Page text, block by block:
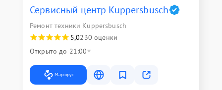
Сервисный центр Kuppersbusch
Ремонт техники Kuppersbusch
5,0230 оценки
Открыто до 21:00
Маршрут